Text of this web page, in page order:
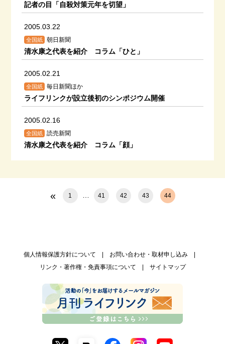
記者の目「自殺対策元年を切望」
2005.03.22
全国紙 朝日新聞
清水康之代表を紹介 コラム「ひと」
2005.02.21
全国紙 毎日新聞ほか
ライフリンクが設立後初のシンポジウム開催
2005.02.16
全国紙 読売新聞
清水康之代表を紹介 コラム「顔」
« 1 41 42 43 44
個人情報保護方針について
お問い合わせ・取材申し込み
リンク・著作権・免責事項について
サイトマップ